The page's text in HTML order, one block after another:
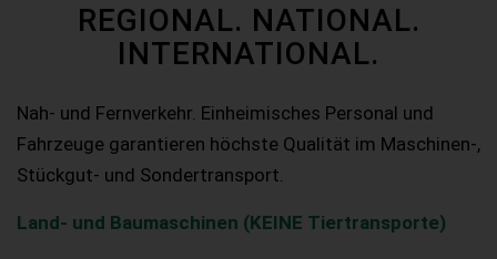
REGIONAL. NATIONAL.
INTERNATIONAL.
Nah- und Fernverkehr. Einheimisches Personal und
Fahrzeuge garantieren höchste Qualität im Maschinen-,
Stückgut- und Sondertransport.
Land- und Baumaschinen (KEINE Tiertransporte)